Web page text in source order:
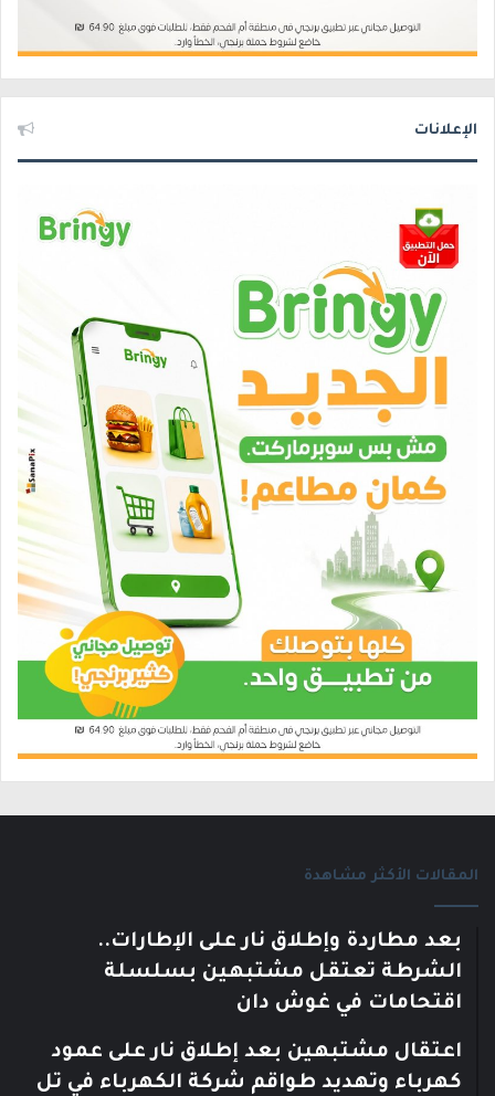
الإعلانات
المقالات الأكثر مشاهدة
بعد مطاردة وإطلاق نار على الإطارات..
الشرطة تعتقل مشتبهين بسلسلة
اقتحامات في غوش دان
اعتقال مشتبهين بعد إطلاق نار على عمود
كهرباء وتهديد طواقم شركة الكهرباء في تل